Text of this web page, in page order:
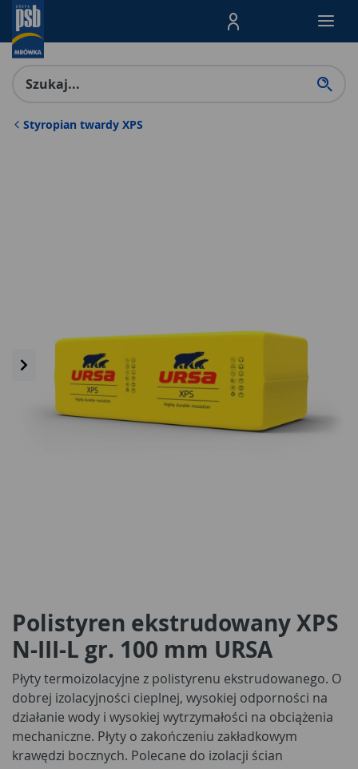
Menu Produktów,
Styropian twardy XPS
Polistyren ekstrudowany XPS
N-III-L gr. 100 mm URSA
Płyty termoizolacyjne z polistyrenu ekstrudowanego. O
dobrej izolacyjności cieplnej, wysokiej odporności na
działanie wody i wysokiej wytrzymałości na obciążenia
mechaniczne. Płyty o zakończeniu zakładkowym
krawędzi bocznych. Polecane do izolacji ścian